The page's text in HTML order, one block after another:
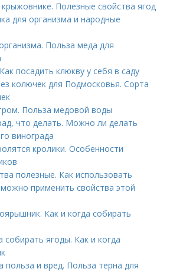
Полезные свойства ягод
для организма и народные
Польза меда для
посадить клюкву у себя в саду
колючек для Подмосковья. Сорта
Польза медовой воды
что делать. Можно ли делать
винограда
кролики. Особенности
полезные. Как использовать
можно применить свойства этой
Как и когда собирать
собирать ягоды. Как и когда
польза и вред. Польза терна для